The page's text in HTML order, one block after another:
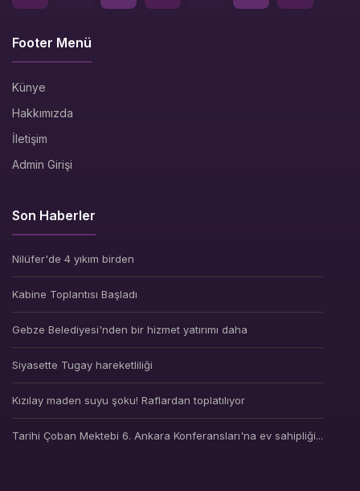
Footer Menü
Künye
Hakkımızda
İletişim
Admin Girişi
Son Haberler
Nilüfer'de 4 yıkım birden
Kabine Toplantısı Başladı
Gebze Belediyesi'nden bir hizmet yatırımı daha
Siyasette Tugay hareketliliği
Kızılay maden suyu şoku! Raflardan toplatılıyor
Tarihi Çoban Mektebi 6. Ankara Konferansları'na ev sahipliği...